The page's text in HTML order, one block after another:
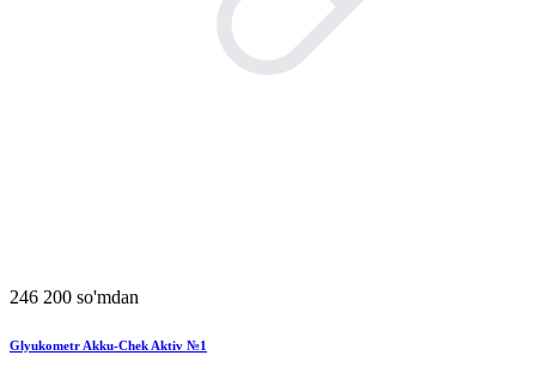
246 200 so'mdan
Glyukometr Akku-Chek Aktiv №1